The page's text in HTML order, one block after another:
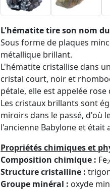
L'hématite tire son nom
Sous forme de plaques
métallique brillant.
L'hématite cristallise dans
cristal court, noir et
pétale, elle est appelée rose
Les cristaux brillants sont
miroirs dans le passé, d'où
l'ancienne Babylone et était
Propriétés chimiques et
Composition chimique : Fe2
Structure cristalline :
Groupe minéral : oxyde